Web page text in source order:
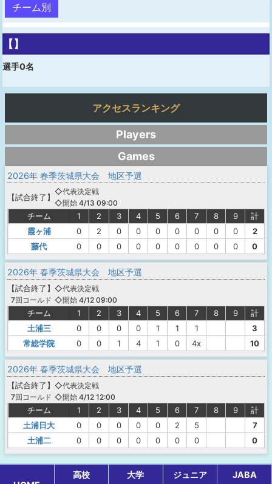
チーム別
【】
選手0名
アクセスランキング
Players
Games
2026年 春季茨城県大会 地区予選
【試合終了 】
◇代表決定戦
◇開始 4/13 09:00
チーム 1 2 3 4 5 6 7 8 9
計
霞ヶ浦
0 2 0 0 0 0 0 0 0
2
藤代
0 0 0 0 0 0 0 0 0 0
2026年 春季茨城県大会 地区予選
【試合終了 】
7回コールド
◇代表決定戦
◇開始 4/12 09:00
チーム 1 2 3 4 5 6 7 8 9
計
土浦三
0 0 0 0 1 1 1
3
常総学院
0 0 1 4 1 0 4x 10
2026年 春季茨城県大会 地区予選
【試合終了 】
7回コールド
◇代表決定戦
◇開始 4/12 12:00
チーム 1 2 3 4 5 6 7 8 9
計
土浦日大
0 0 0 0 0 2 5
7
土浦二
0 0 0 0 0 0 0 0
高校 大学 ジュニア JABA